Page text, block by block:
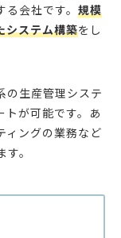
会社です。 規模
システム構築をし
の生産管理システ
トが可能です。あ
ィングの業務など
。